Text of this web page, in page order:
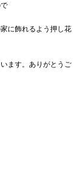
に飾れるよう押し花
ます。ありがとうご